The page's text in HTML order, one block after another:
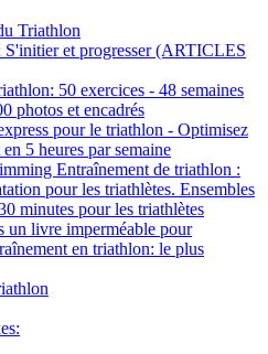
Triathlon
S'initier et progresser (ARTICLES
50 exercices - 48 semaines
photos et encadrés
pour le triathlon - Optimisez
5 heures par semaine
Entraînement de triathlon :
pour les triathlètes. Ensembles
minutes pour les triathlètes
un livre imperméable pour
en triathlon: le plus